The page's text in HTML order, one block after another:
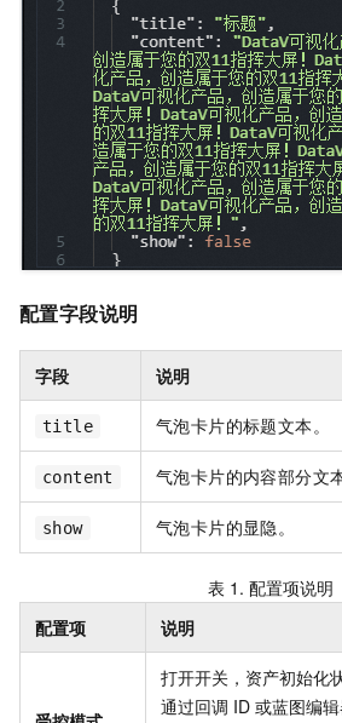
配置字段说明
字段 说明
title 气泡卡片的标题文本。
content 气泡卡片的内容部分文本
show 气泡卡片的显隐。
表 1. 配置项说明
配置项
说明
打开开关， 资产初始化
通过回调 ID 或蓝图编